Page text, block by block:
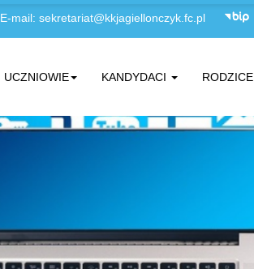
E-mail: sekretariat@kkjagiellonczyk.fc.pl
UCZNIOWIE KANDYDACI RODZICE